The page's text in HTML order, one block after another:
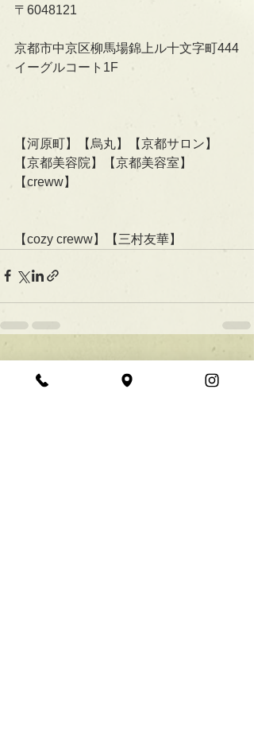
〒6048121
京都市中京区柳馬場錦上ル十文字町444
イーグルコート1F
【河原町】【烏丸】【京都サロン】
【京都美容院】【京都美容室】
【creww】
【cozy creww】【三村友華】